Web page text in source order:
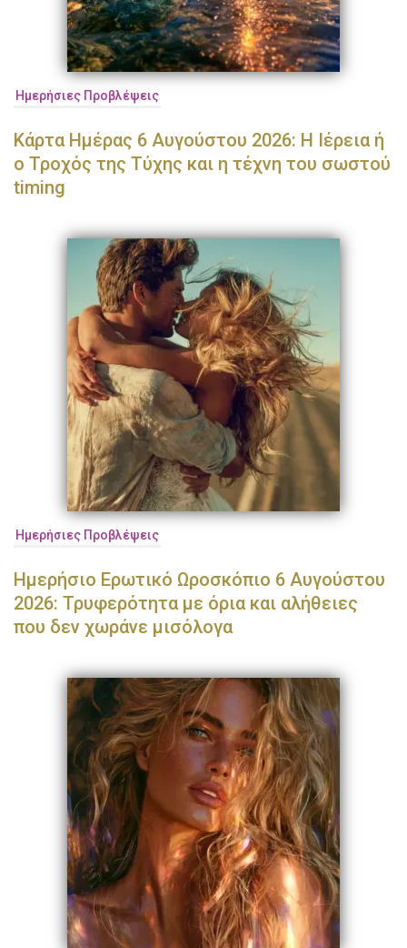
Ημερήσιες Προβλέψεις
Κάρτα Ημέρας 6 Αυγούστου 2026: Η Ιέρεια ή
ο Τροχός της Τύχης και η τέχνη του σωστού
timing
Ημερήσιες Προβλέψεις
Ημερήσιο Ερωτικό Ωροσκόπιο 6 Αυγούστου
2026: Τρυφερότητα με όρια και αλήθειες
που δεν χωράνε μισόλογα